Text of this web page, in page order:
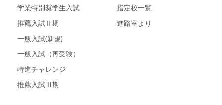
学業特別奨学生入試
推薦入試Ⅱ期
一般入試(新規)
一般入試（再受験）
特進チャレンジ
推薦入試Ⅲ期
指定校一覧
進路室より